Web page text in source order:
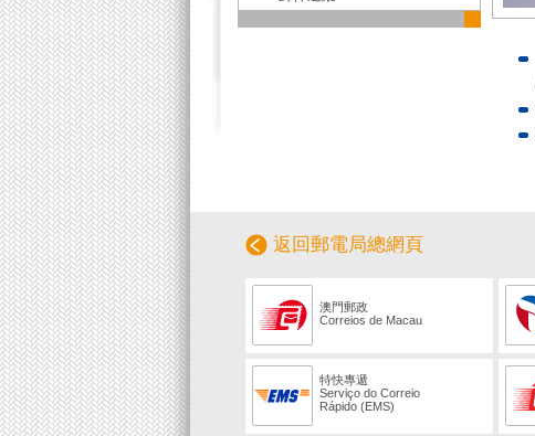
返回郵電局總網頁
澳門郵政
Correios de Macau
特快專遞
Serviço do Correio
Rápido (EMS)